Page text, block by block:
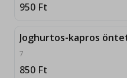
950 Ft
7
850 Ft